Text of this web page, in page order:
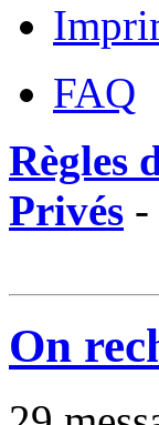
FAQ
Règles
Privés -
On